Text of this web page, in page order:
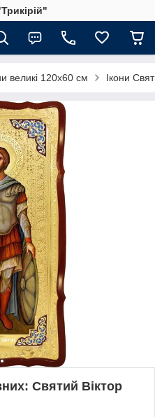
великі 120х60 см Ікони
Святий Віктор